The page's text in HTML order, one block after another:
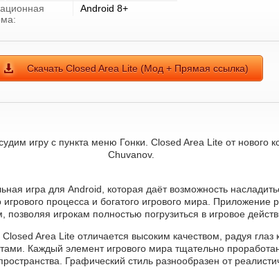
Android 8+
Скачать Closed Area Lite (Мод + Прямая ссылка)
игру с пункта меню Гонки. Closed Area Lite от нового
Chuvanov.
игра для Android, которая даёт возможность
процесса и богатого игрового мира. Приложение
позволяя игрокам полностью погрузиться в игровое
Area Lite отличается высоким качеством, радуя глаз
Каждый элемент игрового мира тщательно
Графический стиль разнообразен от